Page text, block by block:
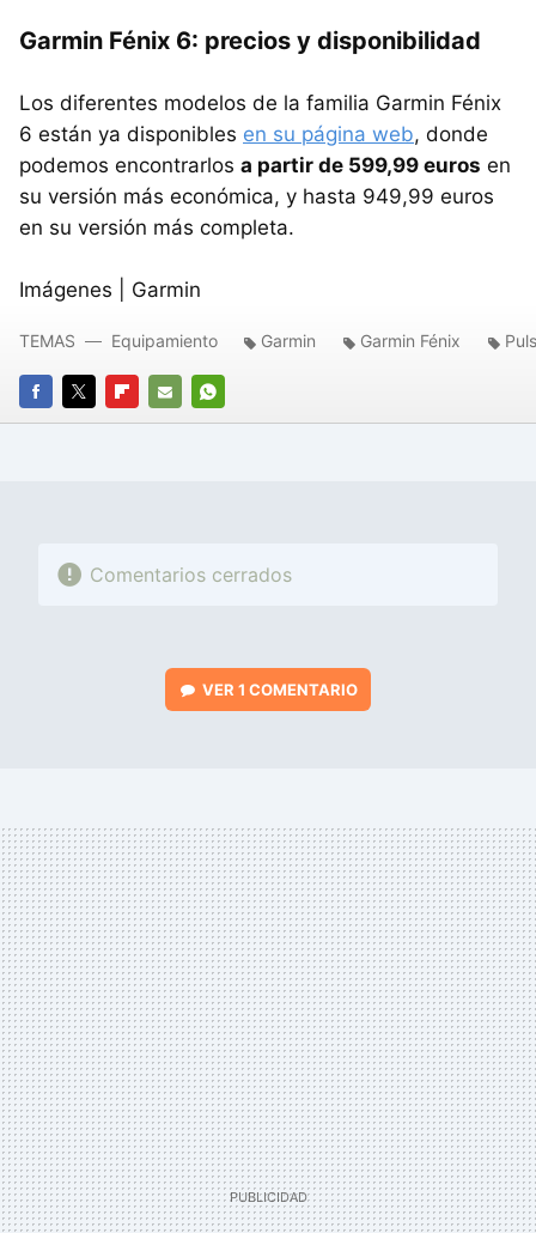
Garmin Fénix 6: precios y disponibilidad
Los diferentes modelos de la familia Garmin Fénix
6 están ya disponibles en su página web, donde
podemos encontrarlos a partir de 599,99 euros en
su versión más económica, y hasta 949,99 euros
en su versión más completa.
Imágenes | Garmin
FACEBOOK
TWITTERFLIPBOARD
E-
WHATSAPP
TEMAS Equipamiento Garmin Garmin Fénix
Comentarios cerrados
VER 1 COMENTARIO